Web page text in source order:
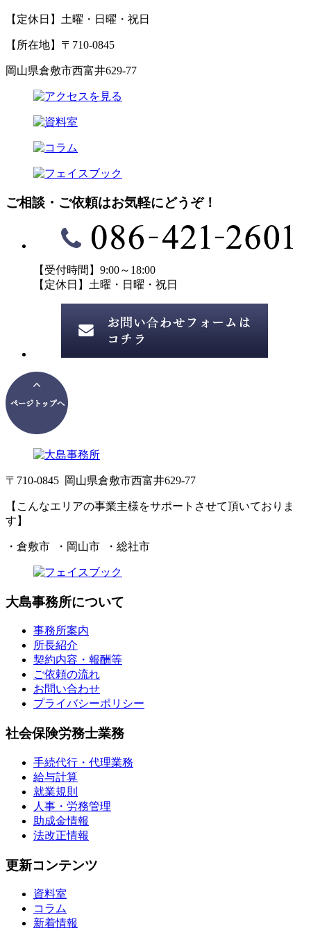
【定休日】土曜・日曜・祝日
【所在地】〒710-0845
岡山県倉敷市西富井629-77
ご相談・ご依頼はお気軽にどうぞ！
【受付時間】9:00～18:00
【定休日】土曜・日曜・祝日
〒710-0845 岡山県倉敷市西富井629-77
【こんなエリアの事業主様をサポートさせて頂いておりま
す】
・倉敷市 ・岡山市 ・総社市
大島事務所について
事務所案内
所長紹介
契約内容・報酬等
ご依頼の流れ
お問い合わせ
プライバシーポリシー
社会保険労務士業務
手続代行・代理業務
給与計算
就業規則
人事・労務管理
助成金情報
法改正情報
更新コンテンツ
資料室
コラム
新着情報